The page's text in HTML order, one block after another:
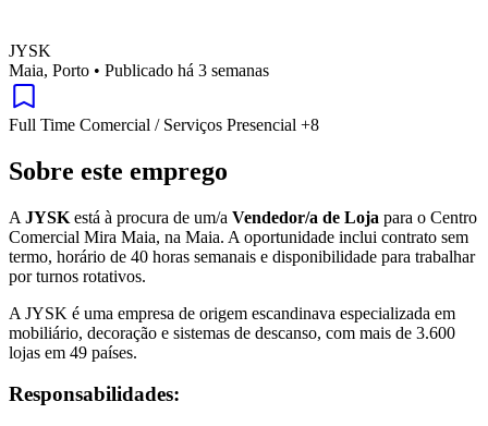
JYSK
Maia, Porto • Publicado há 3 semanas
Full Time Comercial / Serviços Presencial +8
Sobre este emprego
A JYSK está à procura de um/a Vendedor/a de Loja para o Centro
Comercial Mira Maia, na Maia. A oportunidade inclui contrato sem
termo, horário de 40 horas semanais e disponibilidade para trabalhar
por turnos rotativos.
A JYSK é uma empresa de origem escandinava especializada em
mobiliário, decoração e sistemas de descanso, com mais de 3.600
lojas em 49 países.
Responsabilidades: